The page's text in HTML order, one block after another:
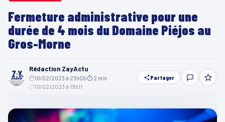
Fermeture administrative pour une
durée de 4 mois du Domaine Piéjos au
Gros-Morne
Rédaction ZayActu
10/02/2023 à 23h05⏱ 2 min
10/02/2023 à 19h11
Partager